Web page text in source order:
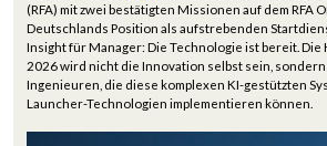
(RFA) mit zwei bestätigten Missionen auf dem RFA
Deutschlands Position als aufstrebenden
Insight für Manager: Die Technologie ist bereit.
2026 wird nicht die Innovation selbst sein,
Ingenieuren, die diese komplexen KI-gestützten
Launcher-Technologien implementieren können.